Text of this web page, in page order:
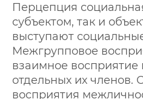
Перцепция
субъектом, так и
выступают
Межгрупповое
взаимное восприятие
отдельных их членов.
восприятия